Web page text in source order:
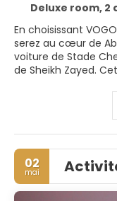
En choisissant
serez au cœur de
voiture de Stade
de Sheikh Zayed. Cet hôtel très pratique pour les familles
Centre
Rejoignez le spa
qui propose des
permettez qu'on
extérieures vous
swing sur le
également l'accès
02
mai